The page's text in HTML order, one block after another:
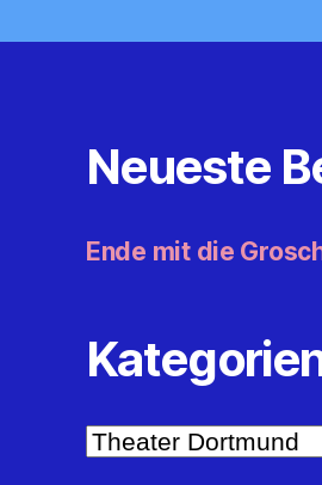
Neueste
Ende mit die
Kategorien